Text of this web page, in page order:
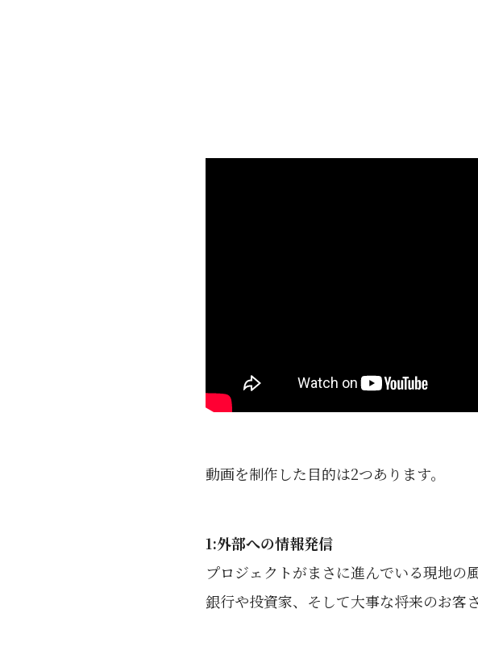
動画を制作した目的は2つあります。
1:外部への情報発信
プロジェクトがまさに進んでいる現地の
銀行や投資家、そして大事な将来のお客